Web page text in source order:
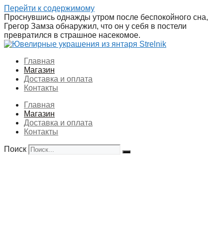
Перейти к содержимому
Проснувшись однажды утром после беспокойного сна,
Грегор Замза обнаружил, что он у себя в постели
превратился в страшное насекомое.
Главная
Магазин
Доставка и оплата
Контакты
Главная
Магазин
Доставка и оплата
Контакты
Поиск